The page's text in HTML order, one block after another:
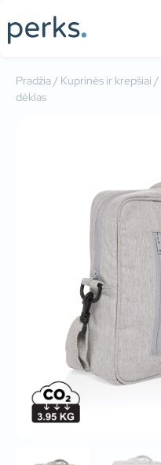
Pradžia/ Kuprinės ir krepšiai /
dėklas